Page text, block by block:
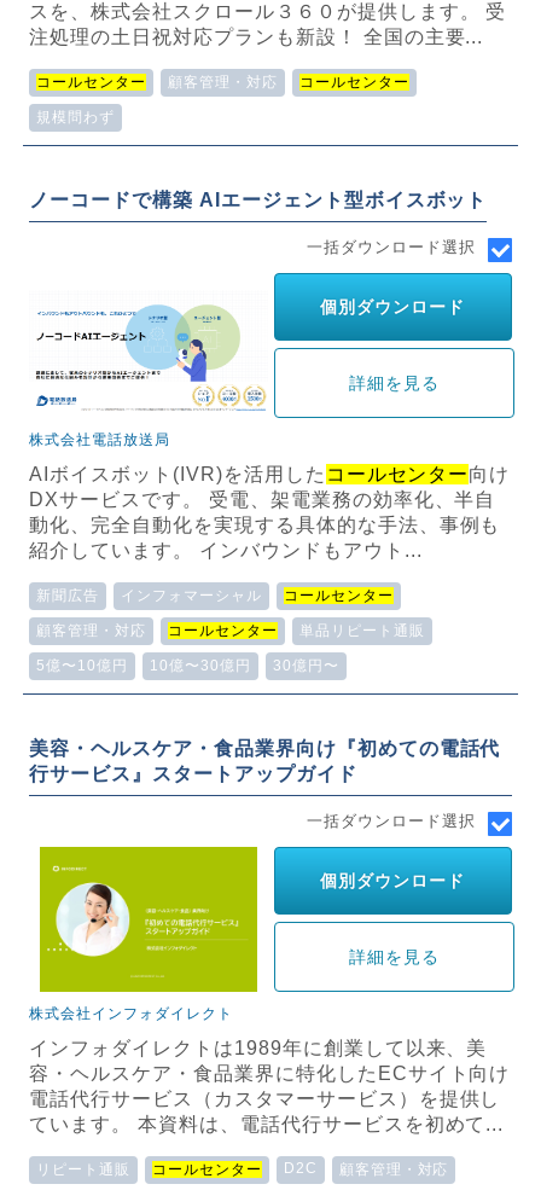
スを、株式会社スクロール３６０が提供します。 受
注処理の土日祝対応プランも新設！ 全国の主要...
コールセンター 顧客管理・対応 コールセンター
規模問わず
ノーコードで構築 AIエージェント型ボイスボット
一括ダウンロード選択
個別ダウンロード
詳細を見る
株式会社電話放送局
AIボイスボット(IVR)を活用した コールセンター向け
DXサービスです。 受電、架電業務の効率化、半自
動化、完全自動化を実現する具体的な手法、事例も
紹介しています。 インバウンドもアウト...
新聞広告 インフォマーシャル コールセンター
顧客管理・対応 コールセンター 単品リピート通販
5億〜10億円 10億〜30億円 30億円〜
美容・ヘルスケア・食品業界向け『初めての電話代
行サービス』スタートアップガイド
一括ダウンロード選択
個別ダウンロード
詳細を見る
株式会社インフォダイレクト
インフォダイレクトは1989年に創業して以来、美
容・ヘルスケア・食品業界に特化したECサイト向け
電話代行サービス（カスタマーサービス）を提供し
ています。 本資料は、電話代行サービスを初めて...
リピート通販 コールセンター D2C 顧客管理・対応